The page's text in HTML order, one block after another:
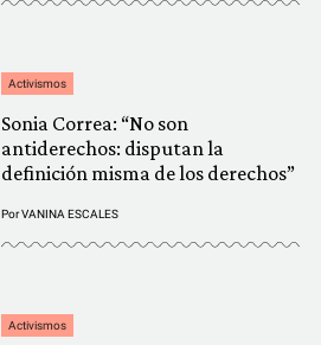
Activismos
Sonia Correa: “No son
antiderechos: disputan la
definición misma de los derechos”
PorVANINA ESCALES
Activismos